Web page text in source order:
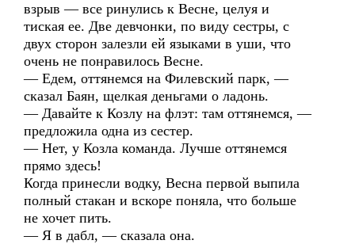
взрыв — все ринулись к Весне, целуя и
тиская ее. Две девчонки, по виду сестры, с
двух сторон залезли ей языками в уши, что
очень не понравилось Весне.
— Едем, оттянемся на Филевский парк, —
сказал Баян, щелкая деньгами о ладонь.
— Давайте к Козлу на флэт: там оттянемся, —
предложила одна из сестер.
— Нет, у Козла команда. Лучше оттянемся
прямо здесь!
Когда принесли водку, Весна первой выпила
полный стакан и вскоре поняла, что больше
не хочет пить.
— Я в дабл, — сказала она.